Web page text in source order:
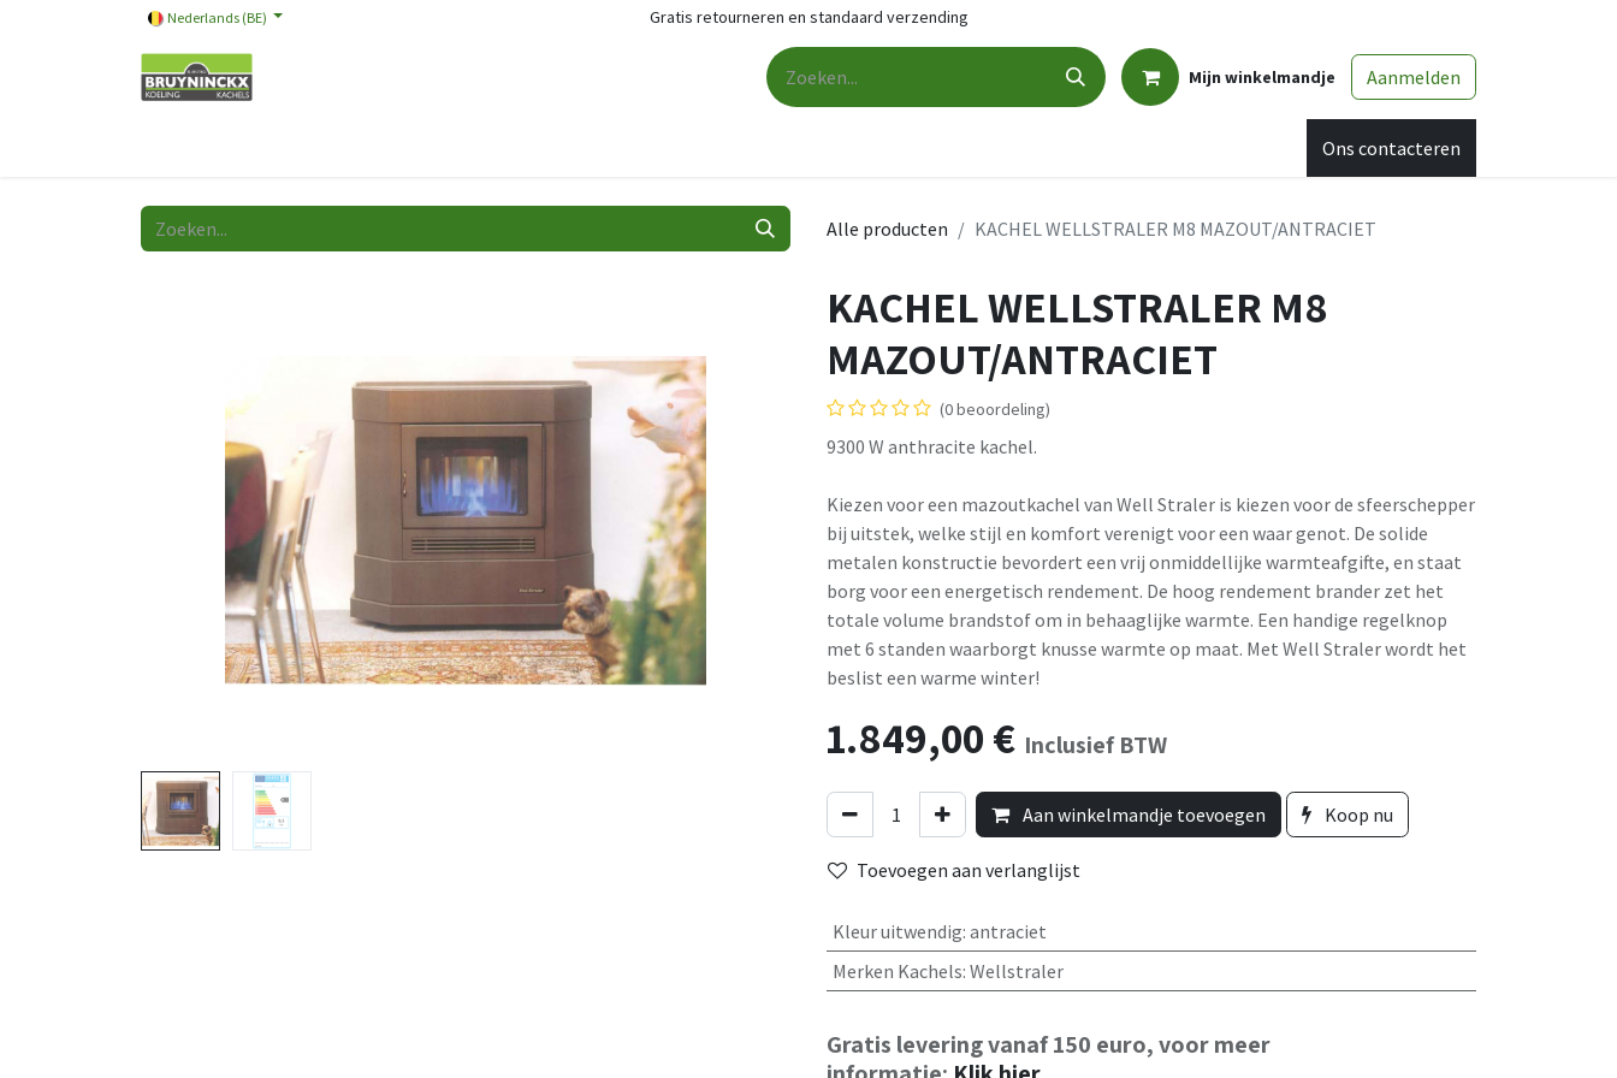
Nederlands (BE) Gratis retourneren en standaard verzending
Mijn winkelmandje Aanmelden
Ons contacteren
Alle producten KACHEL WELLSTRALER M8 MAZOUT/ANTRACIET
KACHEL WELLSTRALER M8
MAZOUT/ANTRACIET
(0 beoordeling)
9300 W anthracite kachel.
Kiezen voor een mazoutkachel van Well Straler is kiezen voor de sfeerschepper
bij uitstek, welke stijl en komfort verenigt voor een waar genot. De solide
metalen konstructie bevordert een vrij onmiddellijke warmteafgifte, en staat
borg voor een energetisch rendement. De hoog rendement brander zet het
totale volume brandstof om in behaaglijke warmte. Een handige regelknop
met 6 standen waarborgt knusse warmte op maat. Met Well Straler wordt het
beslist een warme winter!
1.849,00€ Inclusief BTW
Aan winkelmandje toevoegen Koop nu
Toevoegen aan verlanglijst
Kleur uitwendig: antraciet
Merken Kachels: Wellstraler
Gratis levering vanaf 150 euro, voor meer